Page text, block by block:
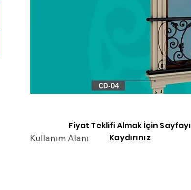
Kullanım Alanı
Fiyat Teklifi Almak İçin Sayfayı
Kaydırınız